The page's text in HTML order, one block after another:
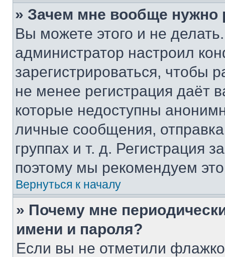
» Зачем мне вообще нужно
Вы можете этого и не
администратор настроил
зарегистрироваться, чтобы
не менее регистрация даёт
которые недоступны
личные сообщения,
группах и т. д. Регистрация
поэтому мы рекомендуем
Вернуться к началу
» Почему мне
имени и пароля?
Если вы не отметили